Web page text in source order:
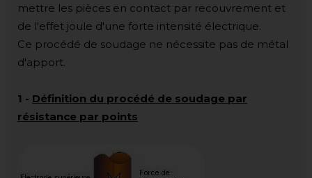
mettre les pièces en contact par recouvrement et
de l'effet joule d'une forte intensité électrique.
Ce procédé de soudage ne nécessite pas de métal
d'apport.
1 - Définition du procédé de soudage par
résistance par points